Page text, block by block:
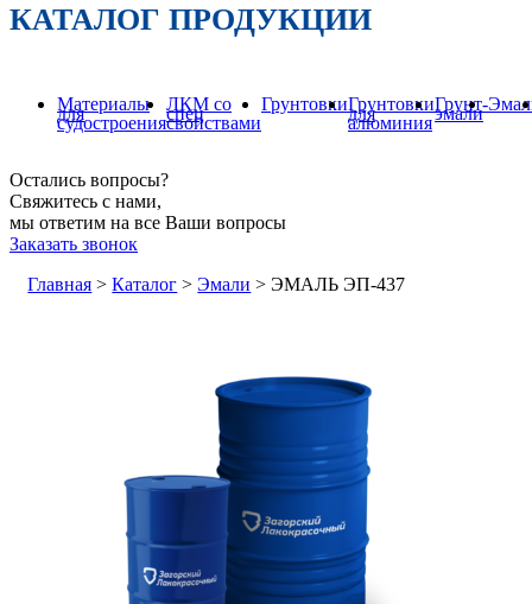
КАТАЛОГ ПРОДУКЦИИ
Материалы
для
судостроения
ЛКМ со
спец
свойствами
ГрунтовкиГрунтовки
для
алюминия
Грунт-
эмали
Остались вопросы?
Свяжитесь с нами,
мы ответим на все Ваши вопросы
Заказать звонок
Главная >Каталог >Эмали >ЭМАЛЬ ЭП-437